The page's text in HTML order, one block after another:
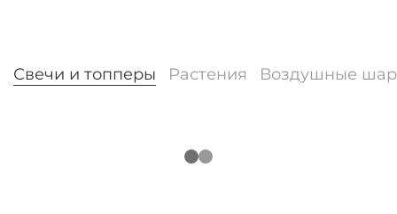
Свечи и топперы Растения Воздушные